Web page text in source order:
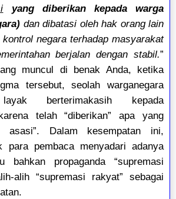
yang diberikan kepada warga
dan dibatasi oleh hak orang lain
negara terhadap masyarakat
berjalan dengan stabil.”
muncul di benak Anda, ketika
tersebut, seolah warganegara
berterimakasih kepada
telah “diberikan” apa yang
asasi”. Dalam kesempatan ini,
para pembaca menyadari adanya
bahkan propaganda “supremasi
alih “supremasi rakyat” sebagai